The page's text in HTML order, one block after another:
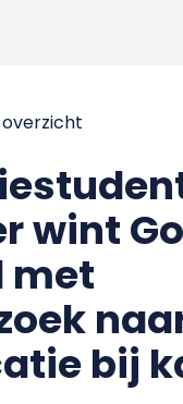
wint
met
bij